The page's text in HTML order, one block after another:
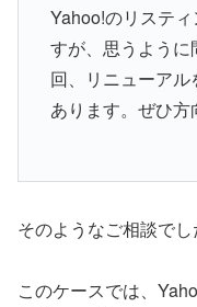
Yahoo!のリステ
すが、思うよう
回、リニューア
あります。ぜひ
そのようなご相談でし
このケースでは、